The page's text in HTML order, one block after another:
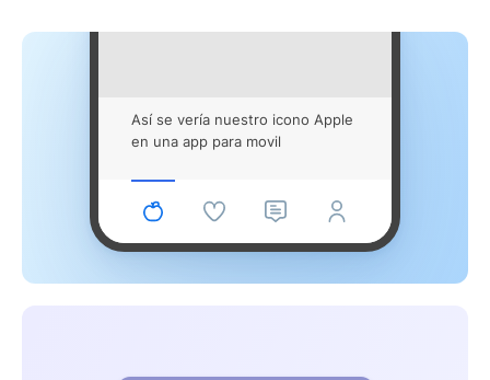
Así se vería nuestro icono Apple
en una app para movil